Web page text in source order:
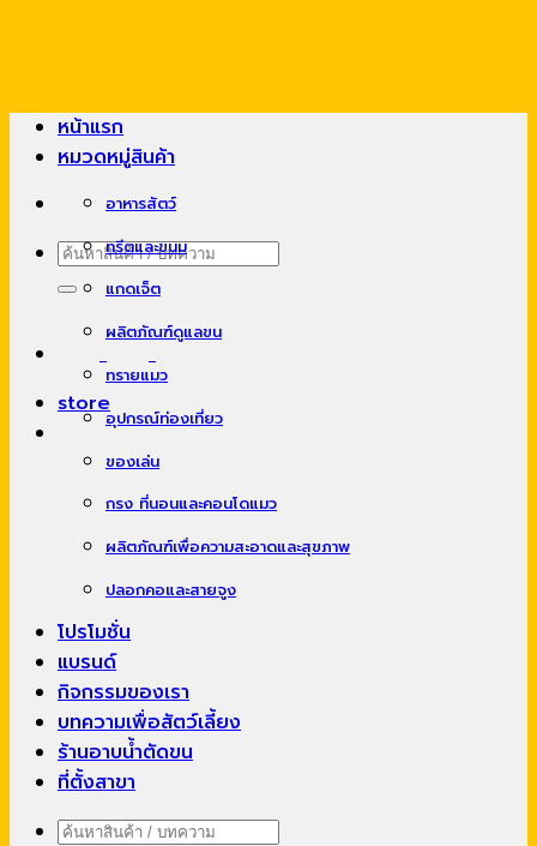
ค้นหา:
store
หน้าแรก
หมวดหมู่สินค้า
อาหารสัตว์
ทรีตและขนม
แกดเจ็ต
ผลิตภัณฑ์ดูแลขน
ทรายแมว
อุปกรณ์ท่องเที่ยว
ของเล่น
กรง ที่นอนและคอนโดแมว
ผลิตภัณฑ์เพื่อความสะอาดและสุขภาพ
ปลอกคอและสายจูง
โปรโมชั่น
แบรนด์
กิจกรรมของเรา
บทความเพื่อสัตว์เลี้ยง
ร้านอาบน้ำตัดขน
ที่ตั้งสาขา
ค้นหา: